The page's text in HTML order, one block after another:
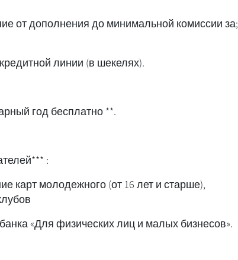
от дополнения до минимальной комиссии за
.Освобождение от комиссии за выделение кредитной линии (в шекелях)
год бесплатно **.
: ***​Платежные карты и льготы для их держателей
карт молодежного (от 16 лет и старше),
«Для физических лиц и малых бизнесов».